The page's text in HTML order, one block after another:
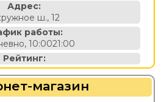
Адрес:
ш., 12
работы:
10:0021:00
Рейтинг:
магазин